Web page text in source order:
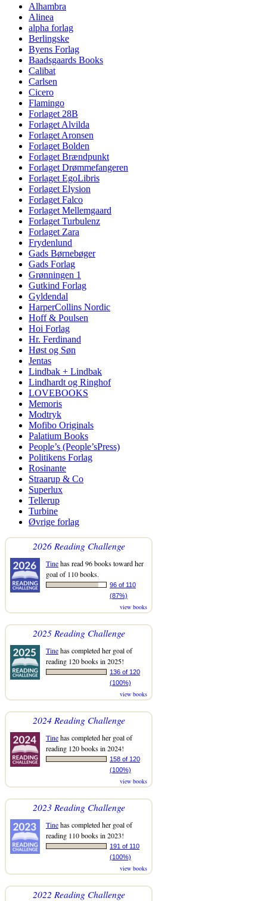
Alhambra
Alinea
alpha forlag
Berlingske
Byens Forlag
Baadsgaards Books
Calibat
Carlsen
Cicero
Flamingo
Forlaget 28B
Forlaget Alvilda
Forlaget Aronsen
Forlaget Bolden
Forlaget Brændpunkt
Forlaget Drømmefangeren
Forlaget EgoLibris
Forlaget Elysion
Forlaget Falco
Forlaget Mellemgaard
Forlaget Turbulenz
Forlaget Zara
Frydenlund
Gads Børnebøger
Gads Forlag
Grønningen 1
Gutkind Forlag
Gyldendal
HarperCollins Nordic
Hoff & Poulsen
Hoi Forlag
Hr. Ferdinand
Høst og Søn
Jentas
Lindbak + Lindbak
Lindhardt og Ringhof
LOVEBOOKS
Memoris
Modtryk
Mofibo Originals
Palatium Books
People’s (People’sPress)
Politikens Forlag
Rosinante
Straarup & Co
Superlux
Tellerup
Turbine
Øvrige forlag
2026 Reading Challenge
Tinehas read 96 books toward her
goal of 110 books.
96 of 110
(87%)
view books
2025 Reading Challenge
Tinehas completed her goal of
reading 120 books in 2025!
136 of 120
(100%)
view books
2024 Reading Challenge
Tinehas completed her goal of
reading 120 books in 2024!
158 of 120
(100%)
view books
2023 Reading Challenge
Tinehas completed her goal of
reading 110 books in 2023!
191 of 110
(100%)
view books
2022 Reading Challenge